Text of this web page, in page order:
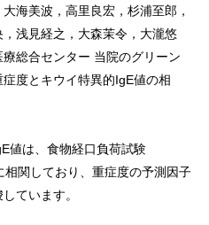
海美波，高里良宏，杉浦至郎，
浅見経之，大森茉令，大瀧悠
総合センター 当院のグリーン
度とキウイ特異的IgE値の相
値は、食物経口負荷試験
相関しており、重症度の予測因子
ています。